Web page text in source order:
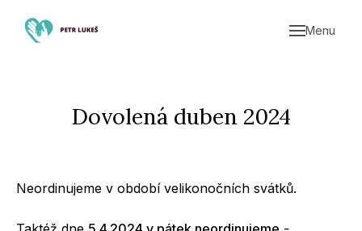
MenuÚvod
Dovolená duben 2024
Neordinujeme v období velikonočních svátků.